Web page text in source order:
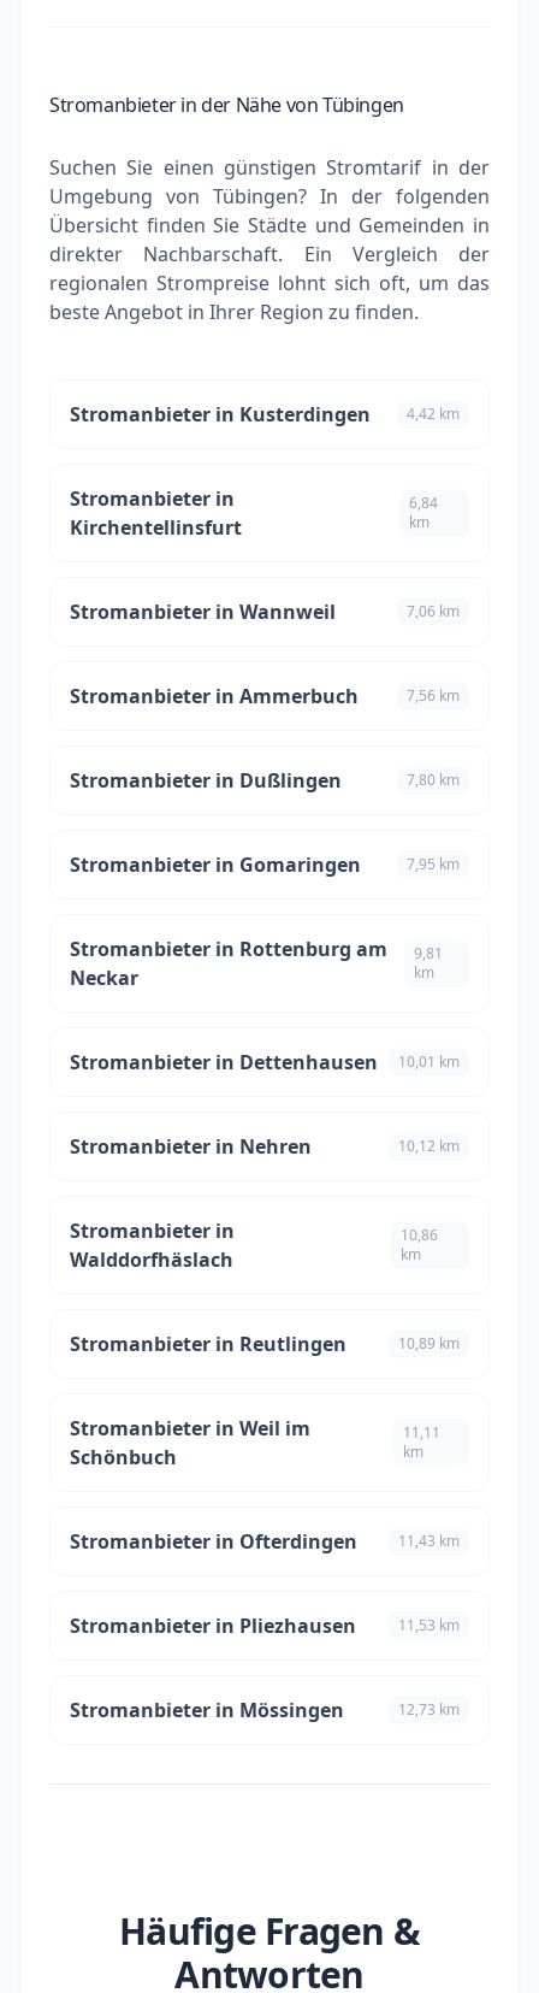
Stromanbieter in der Nähe von Tübingen
Suchen Sie einen günstigen Stromtarif in der
Umgebung von Tübingen? In der folgenden
Übersicht finden Sie Städte und Gemeinden in
direkter Nachbarschaft. Ein Vergleich der
regionalen Strompreise lohnt sich oft, um das
beste Angebot in Ihrer Region zu finden.
Stromanbieter in Kusterdingen 4,42 km
Stromanbieter in
Kirchentellinsfurt
6,84
km
Stromanbieter in Wannweil 7,06 km
Stromanbieter in Ammerbuch 7,56 km
Stromanbieter in Dußlingen 7,80 km
Stromanbieter in Gomaringen 7,95 km
Stromanbieter in Rottenburg am
Neckar
9,81
km
Stromanbieter in Dettenhausen 10,01 km
Stromanbieter in Nehren 10,12 km
Stromanbieter in
Walddorfhäslach
10,86
km
Stromanbieter in Reutlingen 10,89 km
Stromanbieter in Weil im
Schönbuch
11,11
km
Stromanbieter in Ofterdingen 11,43 km
Stromanbieter in Pliezhausen 11,53 km
Stromanbieter in Mössingen 12,73 km
Häufige Fragen &
Antworten